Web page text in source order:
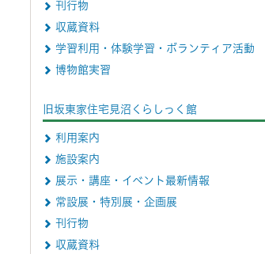
刊行物
収蔵資料
学習利用・体験学習・ボランティア活動
博物館実習
旧坂東家住宅見沼くらしっく館
利用案内
施設案内
展示・講座・イベント最新情報
常設展・特別展・企画展
刊行物
収蔵資料